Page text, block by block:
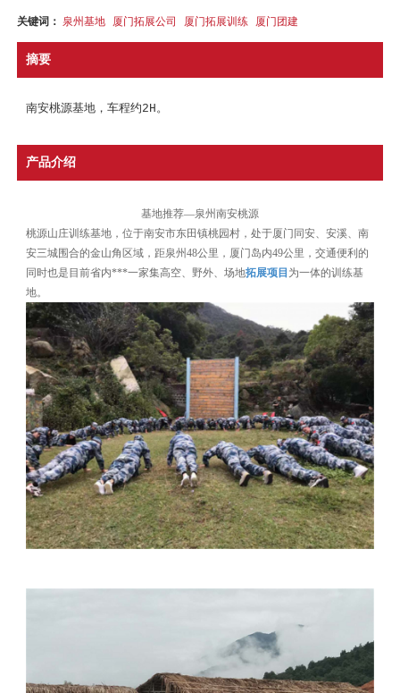
关键词： 泉州基地 厦门拓展公司 厦门拓展训练 厦门团建
摘要
南安桃源基地，车程约2H。
产品介绍
基地推荐—泉州南安桃源
桃源山庄训练基地，位于南安市东田镇桃园村，处于厦门同安、安溪、南
安三城围合的金山角区域，距泉州48公里，厦门岛内49公里，交通便利的
同时也是目前省内***一家集高空、野外、场地拓展项目 为一体的训练基
地。